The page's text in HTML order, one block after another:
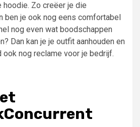
Zo creëer je die
ben je ook nog eens comfortabel
nog even wat boodschappen
Dan kan je je outfit aanhouden en
nog reclame voor je bedrijf.